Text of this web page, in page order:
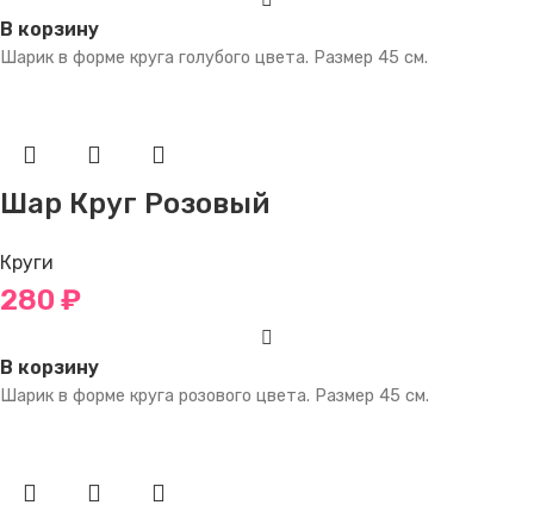
В корзину
Шарик в форме круга голубого цвета. Размер 45 см.
Шар Круг Розовый
Круги
280 ₽
В корзину
Шарик в форме круга розового цвета. Размер 45 см.